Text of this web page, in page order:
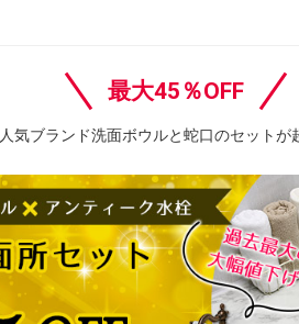
最大45％OFF
人気ブランド洗面ボウルと蛇口のセットが